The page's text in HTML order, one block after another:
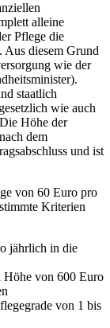
alleine
Pflege die
Aus diesem Grund
wie der
staatlich
wie auch
Höhe der
dem
und ist
von 60 Euro pro
Kriterien
jährlich in die
Höhe von 600 Euro
von 1 bis